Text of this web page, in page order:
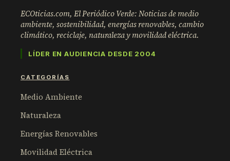
ECOticias.com, El Periódico Verde: Noticias de medio
ambiente, sostenibilidad, energías renovables, cambio
climático, reciclaje, naturaleza y movilidad eléctrica.
LÍDER EN AUDIENCIA DESDE 2004
CATEGORÍAS
Medio Ambiente
Naturaleza
Energías Renovables
Movilidad Eléctrica